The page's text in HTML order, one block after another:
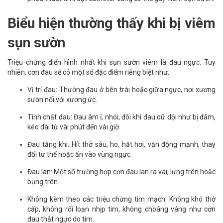
Biểu hiện thường thấy khi bị viêm
sụn sườn
Triệu chứng điển hình nhất khi sụn sườn viêm là đau ngực. Tuy
nhiên, cơn đau sẽ có một số đặc điểm riêng biệt như:
Vị trí đau: Thường đau ở bên trái hoặc giữa ngực, nơi xương
sườn nối với xương ức.
Tính chất đau: Đau âm ỉ, nhói, đôi khi đau dữ dội như bị đâm,
kéo dài từ vài phút đến vài giờ.
Đau tăng khi: Hít thở sâu, ho, hắt hơi, vận động mạnh, thay
đổi tư thế hoặc ấn vào vùng ngực.
Đau lan: Một số trường hợp cơn đau lan ra vai, lưng trên hoặc
bụng trên.
Không kèm theo các triệu chứng tim mạch: Không khó thở
cấp, không rối loạn nhịp tim, không choáng váng như cơn
đau thắt ngực do tim.